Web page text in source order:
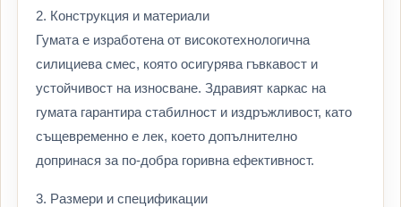
2. Конструкция и материали
Гумата е изработена от високотехнологична
силициева смес, която осигурява гъвкавост и
устойчивост на износване. Здравият каркас на
гумата гарантира стабилност и издръжливост, като
същевременно е лек, което допълнително
допринася за по-добра горивна ефективност.
3. Размери и спецификации